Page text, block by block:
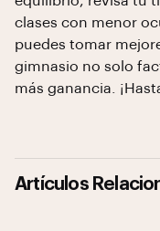
clases con menor
puedes tomar
gimnasio no solo
más ganancia.
Artículos